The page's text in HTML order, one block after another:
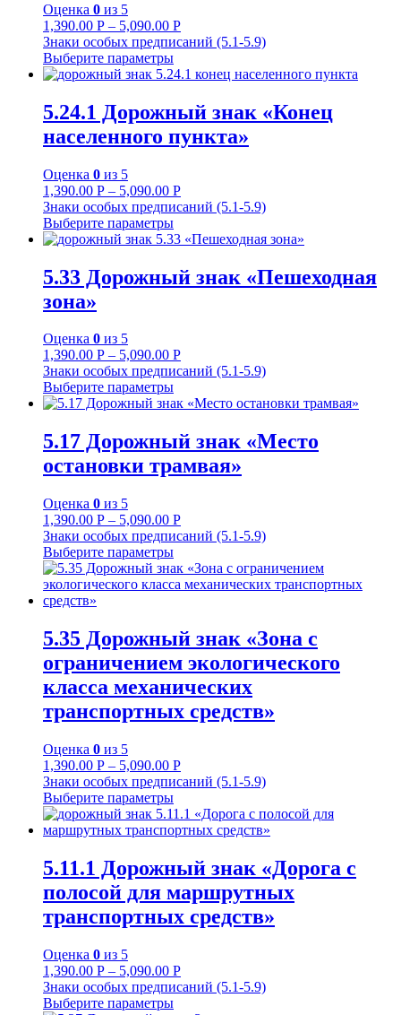
Оценка 0 из 5
1,390.00 Р – 5,090.00 Р
Знаки особых предписаний (5.1-5.9)
Выберите параметры
5.24.1 Дорожный знак «Конец
населенного пункта»
Оценка 0 из 5
1,390.00 Р – 5,090.00 Р
Знаки особых предписаний (5.1-5.9)
Выберите параметры
5.33 Дорожный знак «Пешеходная
зона»
Оценка 0 из 5
1,390.00 Р – 5,090.00 Р
Знаки особых предписаний (5.1-5.9)
Выберите параметры
5.17 Дорожный знак «Место
остановки трамвая»
Оценка 0 из 5
1,390.00 Р – 5,090.00 Р
Знаки особых предписаний (5.1-5.9)
Выберите параметры
5.35 Дорожный знак «Зона с
ограничением экологического
класса механических
транспортных средств»
Оценка 0 из 5
1,390.00 Р – 5,090.00 Р
Знаки особых предписаний (5.1-5.9)
Выберите параметры
5.11.1 Дорожный знак «Дорога с
полосой для маршрутных
транспортных средств»
Оценка 0 из 5
1,390.00 Р – 5,090.00 Р
Знаки особых предписаний (5.1-5.9)
Выберите параметры